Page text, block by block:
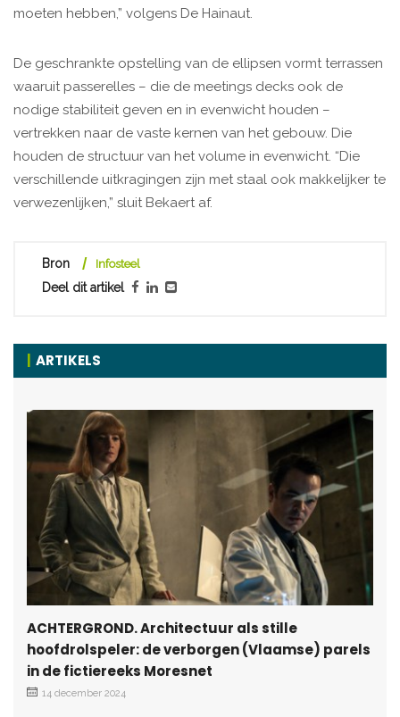
moeten hebben,” volgens De Hainaut.
De geschrankte opstelling van de ellipsen vormt terrassen
waaruit passerelles – die de meetings decks ook de
nodige stabiliteit geven en in evenwicht houden –
vertrekken naar de vaste kernen van het gebouw. Die
houden de structuur van het volume in evenwicht. “Die
verschillende uitkragingen zijn met staal ook makkelijker te
verwezenlijken,” sluit Bekaert af.
Bron Infosteel
Deel dit artikel
ARTIKELS
ACHTERGROND. Architectuur als stille
hoofdrolspeler: de verborgen (Vlaamse) parels
in de fictiereeks Moresnet
14 december 2024